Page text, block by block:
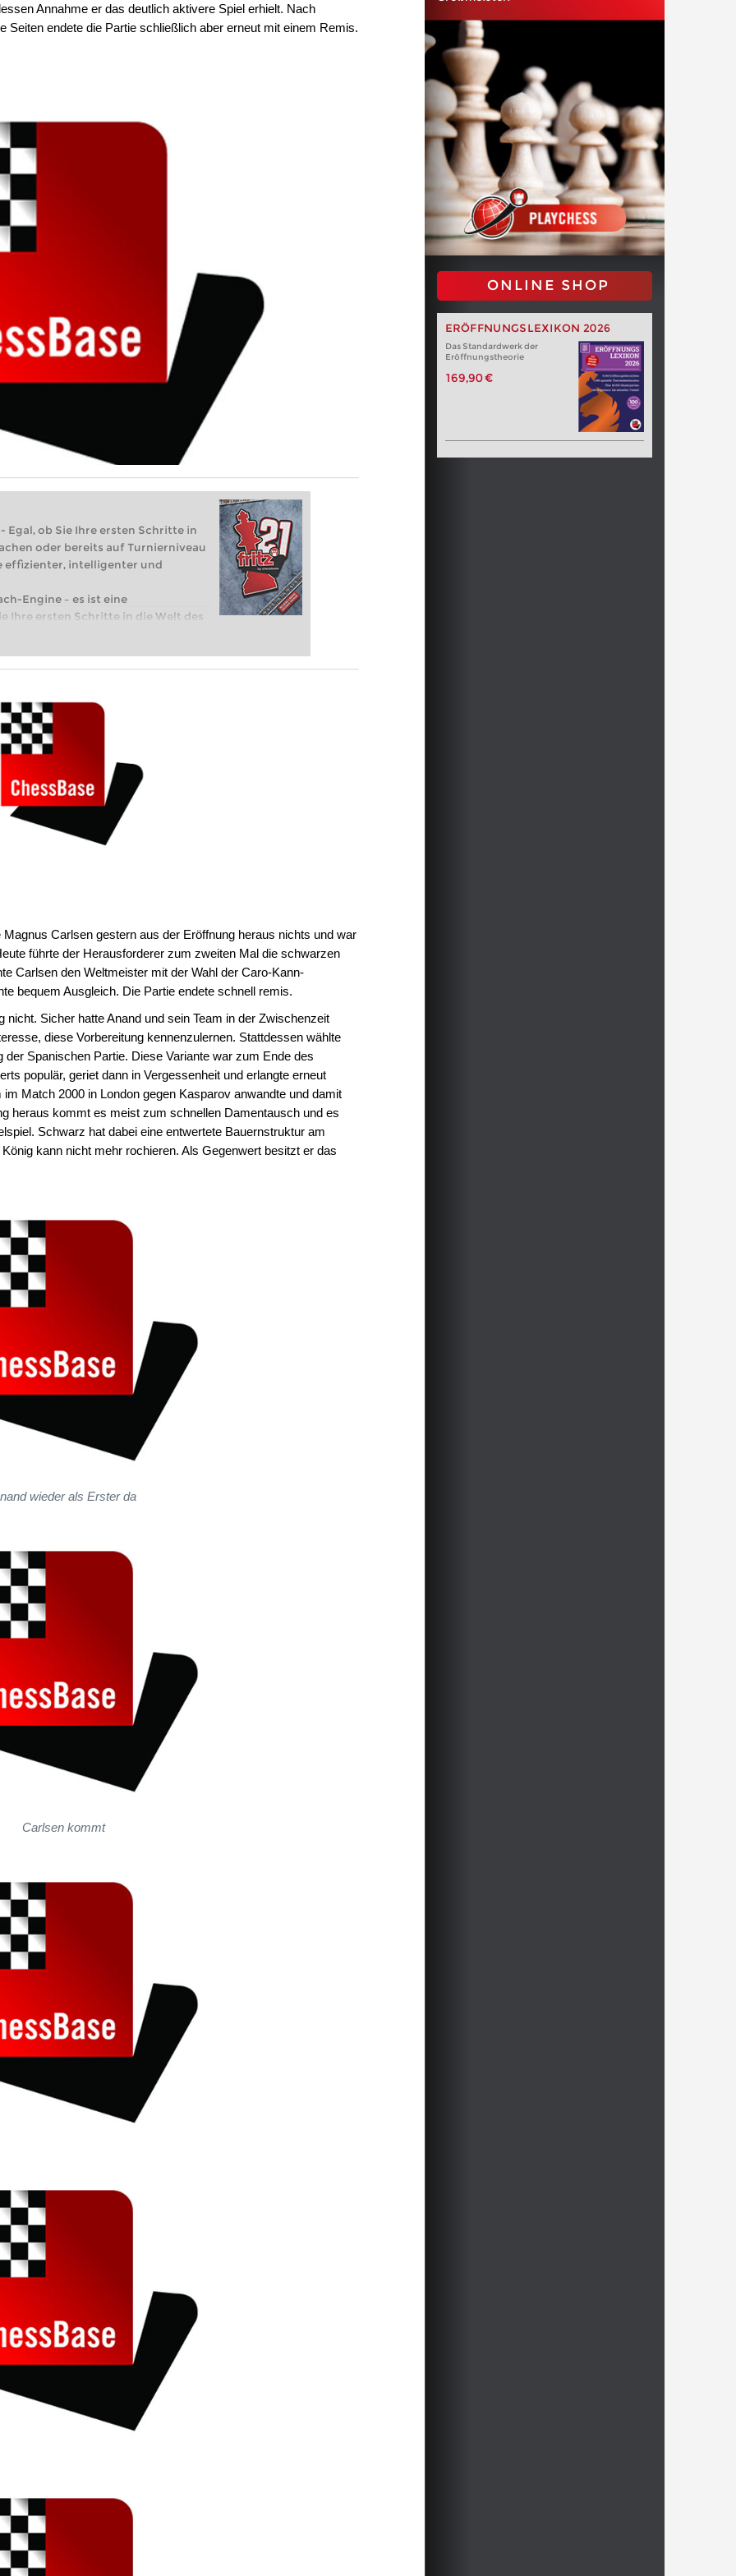
Annahme er das deutlich aktivere Spiel erhielt. Nach
Seiten endete die Partie schließlich aber erneut mit einem Remis.
ob Sie Ihre ersten Schritte in
oder bereits auf Turnierniveau
effizienter, intelligenter und
Engine – es ist eine
Ihre ersten Schritte in die Welt des
ONLINE SHOP
ERÖFFNUNGSLEXIKON 2026
Das Standardwerk der
Eröffnungstheorie
169,90 €
Carlsen gestern aus der Eröffnung heraus nichts und war
führte der Herausforderer zum zweiten Mal die schwarzen
Carlsen den Weltmeister mit der Wahl der Caro-Kann-
bequem Ausgleich. Die Partie endete schnell remis.
nicht. Sicher hatte Anand und sein Team in der Zwischenzeit
diese Vorbereitung kennenzulernen. Stattdessen wählte
Spanischen Partie. Diese Variante war zum Ende des
populär, geriet dann in Vergessenheit und erlangte erneut
Match 2000 in London gegen Kasparov anwandte und damit
heraus kommt es meist zum schnellen Damentausch und es
Schwarz hat dabei eine entwertete Bauernstruktur am
kann nicht mehr rochieren. Als Gegenwert besitzt er das
wieder als Erster da
Carlsen kommt